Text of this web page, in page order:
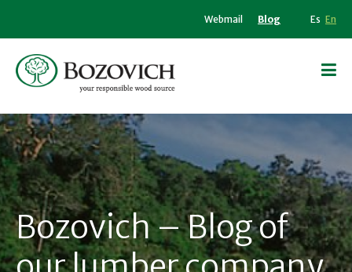
Webmail Blog Es En
Bozovich – Blog of